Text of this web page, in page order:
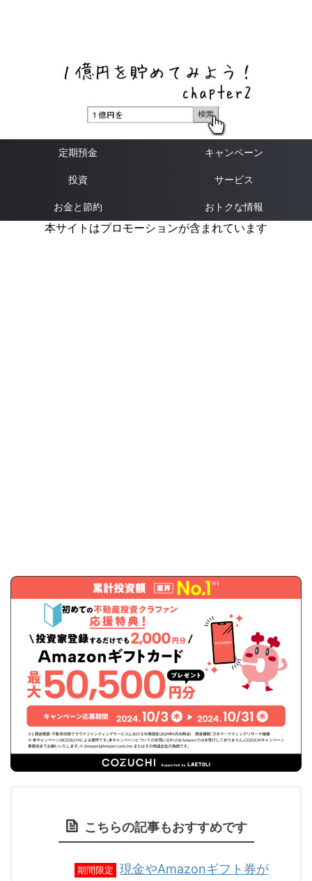
定期預金 キャンペーン
投資 サービス
お金と節約 おトクな情報
本サイトはプロモーションが含まれています
こちらの記事もおすすめです
期間限定
現金やAmazonギフト券が